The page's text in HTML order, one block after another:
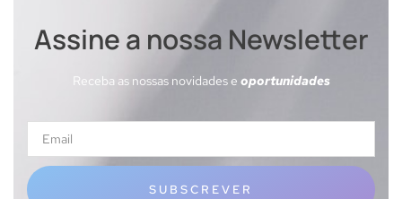
Assine a nossa Newsletter
Receba as nossas novidades e oportunidades
SUBSCREVER